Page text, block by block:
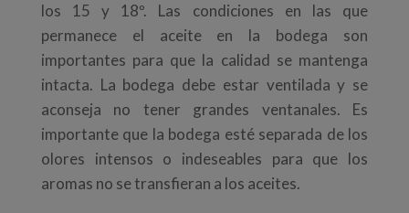
los 15 y 18º. Las condiciones en las que
permanece el aceite en la bodega son
importantes para que la calidad se mantenga
intacta. La bodega debe estar ventilada y se
aconseja no tener grandes ventanales. Es
importante que la bodega esté separada de los
olores intensos o indeseables para que los
aromas no se transfieran a los aceites.